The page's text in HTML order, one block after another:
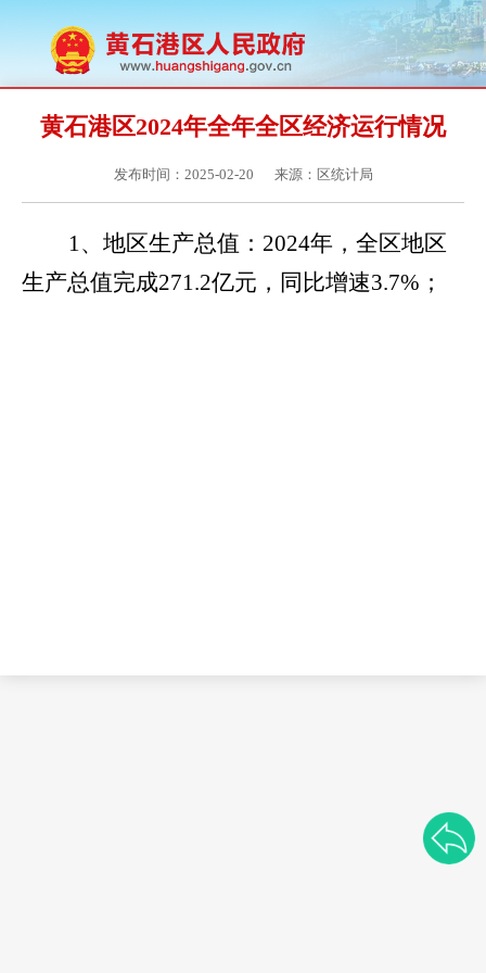
黄石港区2024年全年全区经济运行情况
发布时间：2025-02-20 来源：区统计局
1、 地区生产总值： 2024年，全区地区
生产总值完成271.2亿元，同比增速3.7% ；